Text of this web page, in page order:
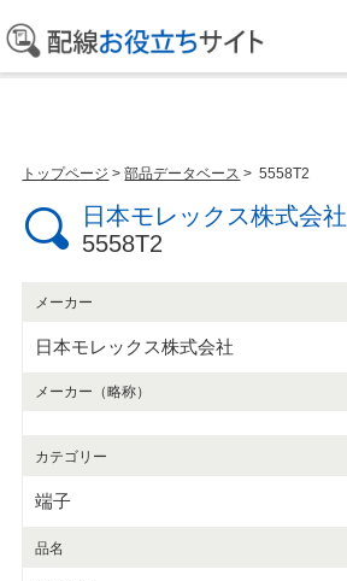
部品データベース
トップページ >部品データベース > 5558T2
日本モレックス株式会社
5558T2
メーカー
日本モレックス株式会社
メーカー（略称）
カテゴリー
端子
品名